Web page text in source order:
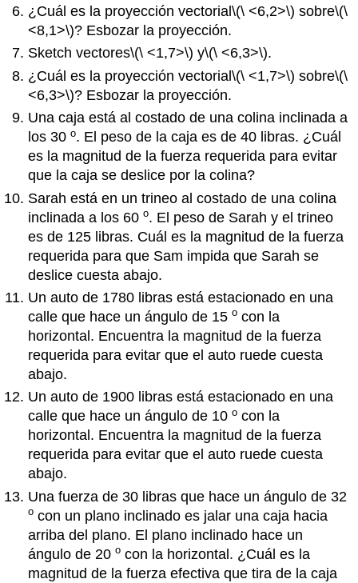
¿Cuál es la proyección vectorial\(\ <6,2>\) sobre\(\
<8,1>\)? Esbozar la proyección.
Sketch vectores\(\ <1,7>\) y\(\ <6,3>\).
¿Cuál es la proyección vectorial\(\ <1,7>\) sobre\(\
<6,3>\)? Esbozar la proyección.
Una caja está al costado de una colina inclinada a
los 30o. El peso de la caja es de 40 libras. ¿Cuál
es la magnitud de la fuerza requerida para evitar
que la caja se deslice por la colina?
Sarah está en un trineo al costado de una colina
inclinada a los 60o. El peso de Sarah y el trineo
es de 125 libras. Cuál es la magnitud de la fuerza
requerida para que Sam impida que Sarah se
deslice cuesta abajo.
Un auto de 1780 libras está estacionado en una
calle que hace un ángulo de 15o con la
horizontal. Encuentra la magnitud de la fuerza
requerida para evitar que el auto ruede cuesta
abajo.
Un auto de 1900 libras está estacionado en una
calle que hace un ángulo de 10o con la
horizontal. Encuentra la magnitud de la fuerza
requerida para evitar que el auto ruede cuesta
abajo.
Una fuerza de 30 libras que hace un ángulo de 32
o con un plano inclinado es jalar una caja hacia
arriba del plano. El plano inclinado hace un
ángulo de 20o con la horizontal. ¿Cuál es la
magnitud de la fuerza efectiva que tira de la caja